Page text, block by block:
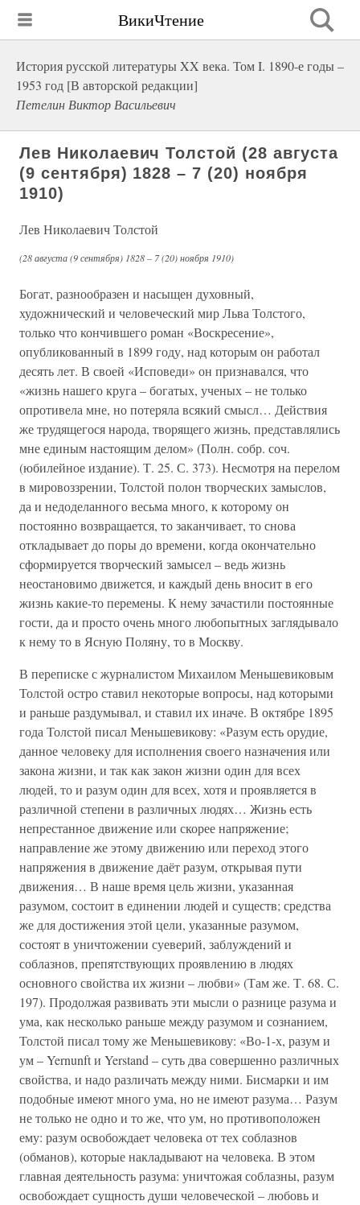
ВикиЧтение
История русской литературы XX века. Том I. 1890-е годы –
1953 год [В авторской редакции]
Петелин Виктор Васильевич
Лев Николаевич Толстой (28 августа
(9 сентября) 1828 – 7 (20) ноября
1910)
Лев Николаевич Толстой
(28 августа (9 сентября) 1828 – 7 (20) ноября 1910)
Богат, разнообразен и насыщен духовный,
художнический и человеческий мир Льва Толстого,
только что кончившего роман «Воскресение»,
опубликованный в 1899 году, над которым он работал
десять лет. В своей «Исповеди» он признавался, что
«жизнь нашего круга – богатых, ученых – не только
опротивела мне, но потеряла всякий смысл… Действия
же трудящегося народа, творящего жизнь, представлялись
мне единым настоящим делом» (Полн. собр. соч.
(юбилейное издание). Т. 25. С. 373). Несмотря на перелом
в мировоззрении, Толстой полон творческих замыслов,
да и недоделанного весьма много, к которому он
постоянно возвращается, то заканчивает, то снова
откладывает до поры до времени, когда окончательно
сформируется творческий замысел – ведь жизнь
неостановимо движется, и каждый день вносит в его
жизнь какие-то перемены. К нему зачастили постоянные
гости, да и просто очень много любопытных заглядывало
к нему то в Ясную Поляну, то в Москву.
В переписке с журналистом Михаилом Меньшевиковым
Толстой остро ставил некоторые вопросы, над которыми
и раньше раздумывал, и ставил их иначе. В октябре 1895
года Толстой писал Меньшевикову: «Разум есть орудие,
данное человеку для исполнения своего назначения или
закона жизни, и так как закон жизни один для всех
людей, то и разум один для всех, хотя и проявляется в
различной степени в различных людях… Жизнь есть
непрестанное движение или скорее напряжение;
направление же этому движению или переход этого
напряжения в движение даёт разум, открывая пути
движения… В наше время цель жизни, указанная
разумом, состоит в единении людей и существ; средства
же для достижения этой цели, указанные разумом,
состоят в уничтожении суеверий, заблуждений и
соблазнов, препятствующих проявлению в людях
основного свойства их жизни – любви» (Там же. Т. 68. С.
197). Продолжая развивать эти мысли о разнице разума и
ума, как несколько раньше между разумом и сознанием,
Толстой писал тому же Меньшевикову: «Во-1-х, разум и
ум – Yernunft и Yerstand – суть два совершенно различных
свойства, и надо различать между ними. Бисмарки и им
подобные имеют много ума, но не имеют разума… Разум
не только не одно и то же, что ум, но противоположен
ему: разум освобождает человека от тех соблазнов
(обманов), которые накладывают на человека. В этом
главная деятельность разума: уничтожая соблазны, разум
освобождает сущность души человеческой – любовь и